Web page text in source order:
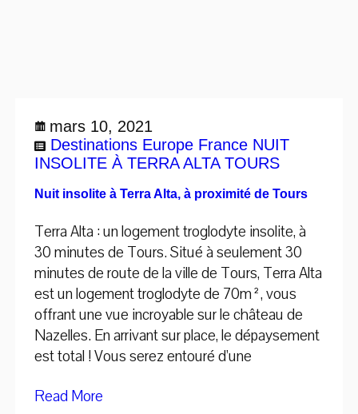
mars 10, 2021
Destinations Europe France NUIT
INSOLITE À TERRA ALTA TOURS
Nuit insolite à Terra Alta, à proximité de Tours
Terra Alta : un logement troglodyte insolite, à
30 minutes de Tours. Situé à seulement 30
minutes de route de la ville de Tours, Terra Alta
est un logement troglodyte de 70m², vous
offrant une vue incroyable sur le château de
Nazelles. En arrivant sur place, le dépaysement
est total ! Vous serez entouré d’une
Read More